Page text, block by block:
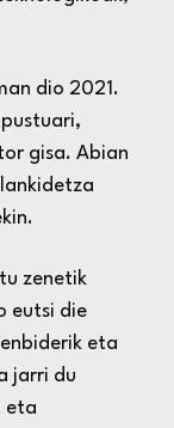
dio 2021.
gisa. Abian
zenetik
eutsi die
eta
jarri du
eta